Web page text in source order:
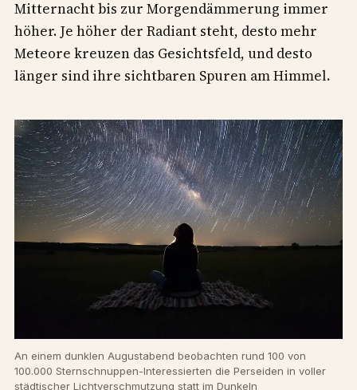
Mitternacht bis zur Morgendämmerung immer
höher. Je höher der Radiant steht, desto mehr
Meteore kreuzen das Gesichtsfeld, und desto
länger sind ihre sichtbaren Spuren am Himmel.
An einem dunklen Augustabend beobachten rund 100 von
100.000 Sternschnuppen-Interessierten die Perseiden in voller
städtischer Lichtverschmutzung statt im Dunkeln